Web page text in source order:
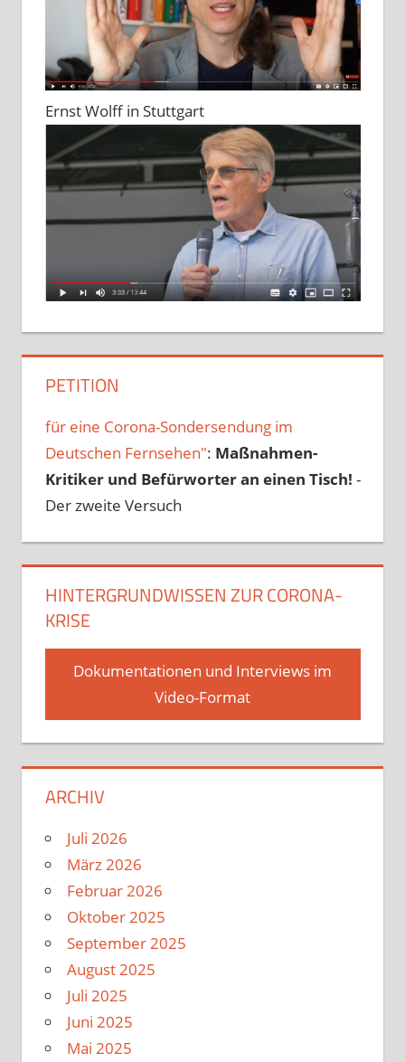
Ernst Wolff in Stuttgart
PETITION
für eine Corona-Sondersendung im
Deutschen Fernsehen": Maßnahmen-
Kritiker und Befürworter an einen Tisch! -
Der zweite Versuch
HINTERGRUNDWISSEN ZUR CORONA-
KRISE
Dokumentationen und Interviews im
Video-Format
ARCHIV
Juli 2026
März 2026
Februar 2026
Oktober 2025
September 2025
August 2025
Juli 2025
Juni 2025
Mai 2025